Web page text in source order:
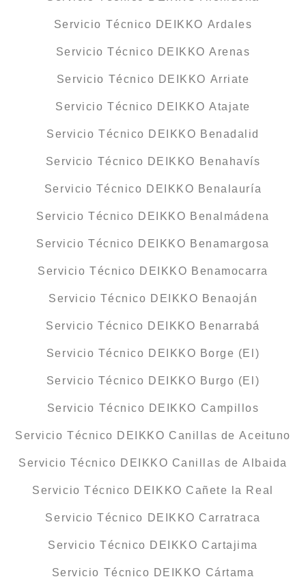
Servicio Técnico DEIKKO Ardales
Servicio Técnico DEIKKO Arenas
Servicio Técnico DEIKKO Arriate
Servicio Técnico DEIKKO Atajate
Servicio Técnico DEIKKO Benadalid
Servicio Técnico DEIKKO Benahavís
Servicio Técnico DEIKKO Benalauría
Servicio Técnico DEIKKO Benalmádena
Servicio Técnico DEIKKO Benamargosa
Servicio Técnico DEIKKO Benamocarra
Servicio Técnico DEIKKO Benaoján
Servicio Técnico DEIKKO Benarrabá
Servicio Técnico DEIKKO Borge (El)
Servicio Técnico DEIKKO Burgo (El)
Servicio Técnico DEIKKO Campillos
Servicio Técnico DEIKKO Canillas de Aceituno
Servicio Técnico DEIKKO Canillas de Albaida
Servicio Técnico DEIKKO Cañete la Real
Servicio Técnico DEIKKO Carratraca
Servicio Técnico DEIKKO Cartajima
Servicio Técnico DEIKKO Cártama